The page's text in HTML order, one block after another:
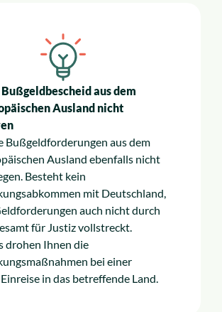
aus dem
Ausland nicht
Bußgeldforderungen aus dem
Ausland ebenfalls nicht
Besteht kein
mit Deutschland,
auch nicht durch
für Justiz vollstreckt.
drohen Ihnen die
bei einer
in das betreffende Land.